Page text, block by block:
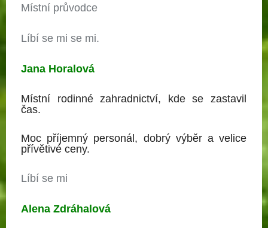
Místní průvodce
Líbí se mi se mi.
Jana Horalová
Místní rodinné zahradnictví, kde se zastavil
čas.
Moc příjemný personál, dobrý výběr a velice
přívětivé ceny.
Líbí se mi
Alena Zdráhalová